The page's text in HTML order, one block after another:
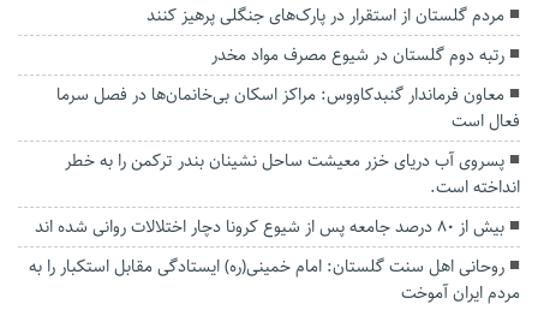
مردم گلستان از استقرار در پارک‌های جنگلی پرهیز کنند
رتبه دوم گلستان در شیوع مصرف مواد مخدر
معاون فرماندار گنبدکاووس: مراکز اسکان بی‌خانمان‌ها در فصل سرما
فعال است
پسروی آب دریای خزر معیشت ساحل نشینان بندر ترکمن را به خطر
انداخته است.
بیش از ۸۰‌ درصد جامعه پس از شیوع کرونا دچار اختلالات روانی شده اند
روحانی اهل سنت گلستان: امام خمینی(ره) ایستادگی مقابل استکبار را به
مردم ایران آموخت